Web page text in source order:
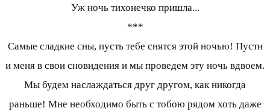
Уж ночь тихонечко пришла...
***
Самые сладкие сны, пусть тебе снятся этой ночью! Пусти
и меня в свои сновидения и мы проведем эту ночь вдвоем.
Мы будем наслаждаться друг другом, как никогда
раньше! Мне необходимо быть с тобою рядом хоть даже